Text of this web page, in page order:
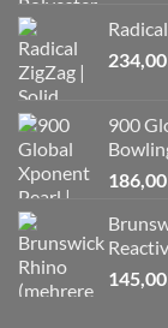
234,00
900
186,00
145,00